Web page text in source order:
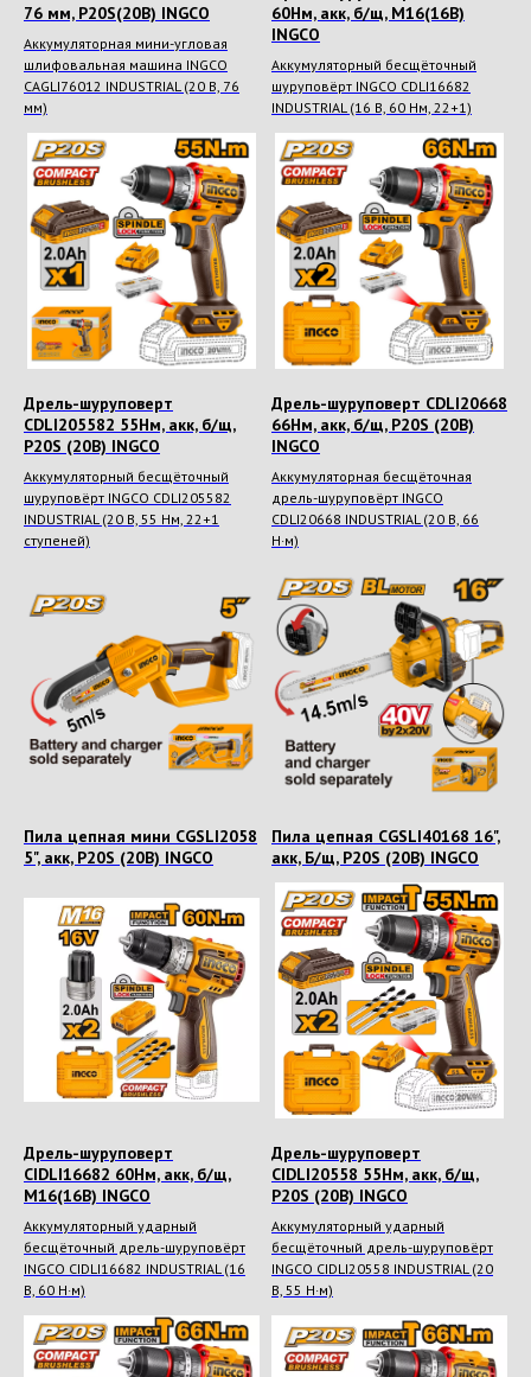
76 мм, P20S(20В) INGCO
Аккумуляторная мини-угловая
шлифовальная машина INGCO
CAGLI76012 INDUSTRIAL (20 В, 76
мм)
60Нм, акк, б/щ, M16(16В)
INGCO
Аккумуляторный бесщёточный
шуруповёрт INGCO CDLI16682
INDUSTRIAL (16 В, 60 Нм, 22+1)
Дрель-шуруповерт
CDLI205582 55Нм, акк, б/щ,
P20S (20В) INGCO
Аккумуляторный бесщёточный
шуруповёрт INGCO CDLI205582
INDUSTRIAL (20 В, 55 Нм, 22+1
ступеней)
Дрель-шуруповерт CDLI20668
66Нм, акк, б/щ, P20S (20В)
INGCO
Аккумуляторная бесщёточная
дрель-шуруповёрт INGCO
CDLI20668 INDUSTRIAL (20 В, 66
Н·м)
Пила цепная мини CGSLI2058
5", акк, P20S (20В) INGCO
Пила цепная CGSLI40168 16",
акк, Б/щ, P20S (20В) INGCO
Дрель-шуруповерт
CIDLI16682 60Нм, акк, б/щ,
M16(16В) INGCO
Аккумуляторный ударный
бесщёточный дрель-шуруповёрт
INGCO CIDLI16682 INDUSTRIAL (16
В, 60 Н·м)
Дрель-шуруповерт
CIDLI20558 55Нм, акк, б/щ,
P20S (20В) INGCO
Аккумуляторный ударный
бесщёточный дрель-шуруповёрт
INGCO CIDLI20558 INDUSTRIAL (20
В, 55 Н·м)